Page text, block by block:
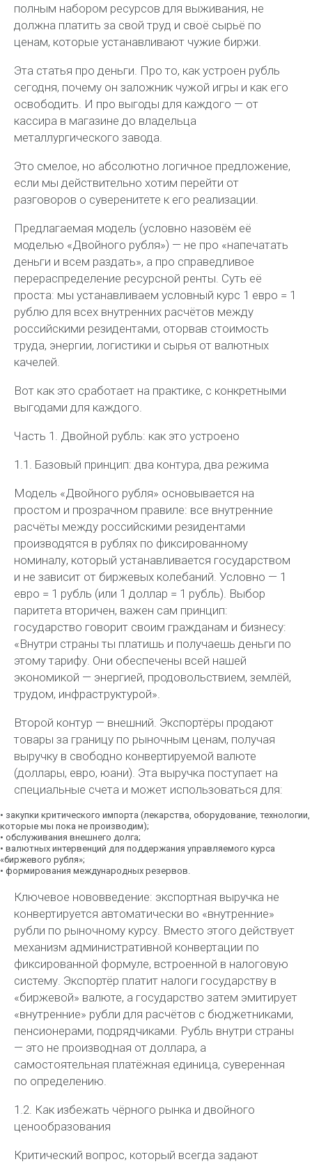
полным набором ресурсов для выживания, не
должна платить за свой труд и своё сырьё по
ценам, которые устанавливают чужие биржи.
Эта статья про деньги. Про то, как устроен рубль
сегодня, почему он заложник чужой игры и как его
освободить. И про выгоды для каждого — от
кассира в магазине до владельца
металлургического завода.
Это смелое, но абсолютно логичное предложение,
если мы действительно хотим перейти от
разговоров о суверенитете к его реализации.
Предлагаемая модель (условно назовём её
моделью «Двойного рубля») — не про «напечатать
деньги и всем раздать», а про справедливое
перераспределение ресурсной ренты. Суть её
проста: мы устанавливаем условный курс 1 евро = 1
рублю для всех внутренних расчётов между
российскими резидентами, оторвав стоимость
труда, энергии, логистики и сырья от валютных
качелей.
Вот как это сработает на практике, с конкретными
выгодами для каждого.
Часть 1. Двойной рубль: как это устроено
1.1. Базовый принцип: два контура, два режима
Модель «Двойного рубля» основывается на
простом и прозрачном правиле: все внутренние
расчёты между российскими резидентами
производятся в рублях по фиксированному
номиналу, который устанавливается государством
и не зависит от биржевых колебаний. Условно — 1
евро = 1 рубль (или 1 доллар = 1 рубль). Выбор
паритета вторичен, важен сам принцип:
государство говорит своим гражданам и бизнесу:
«Внутри страны ты платишь и получаешь деньги по
этому тарифу. Они обеспечены всей нашей
экономикой — энергией, продовольствием, землёй,
трудом, инфраструктурой».
Второй контур — внешний. Экспортёры продают
товары за границу по рыночным ценам, получая
выручку в свободно конвертируемой валюте
(доллары, евро, юани). Эта выручка поступает на
специальные счета и может использоваться для:
• закупки критического импорта (лекарства, оборудование, технологии,
которые мы пока не производим);
• обслуживания внешнего долга;
• валютных интервенций для поддержания управляемого курса
«биржевого рубля»;
• формирования международных резервов.
Ключевое нововведение: экспортная выручка не
конвертируется автоматически во «внутренние»
рубли по рыночному курсу. Вместо этого действует
механизм административной конвертации по
фиксированной формуле, встроенной в налоговую
систему. Экспортёр платит налоги государству в
«биржевой» валюте, а государство затем эмитирует
«внутренние» рубли для расчётов с бюджетниками,
пенсионерами, подрядчиками. Рубль внутри страны
— это не производная от доллара, а
самостоятельная платёжная единица, суверенная
по определению.
1.2. Как избежать чёрного рынка и двойного
ценообразования
Критический вопрос, который всегда задают